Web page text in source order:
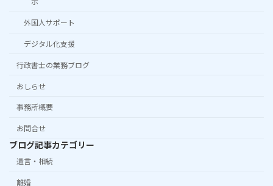
外国人サポート
デジタル化支援
行政書士の業務ブログ
おしらせ
事務所概要
お問合せ
ブログ記事カテゴリー
遺言・相続
離婚